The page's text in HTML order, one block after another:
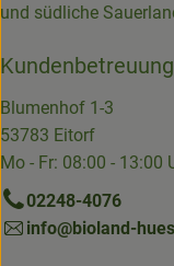
und südliche
Blumenhof 1-3
53783 Eitorf
Mo - Fr: 08:00 - 13:00
02248-4076
info@bioland-